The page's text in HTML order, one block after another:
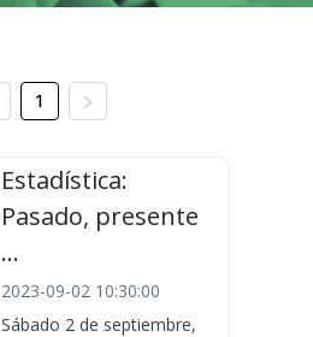
1
Estadística:
Pasado, presente
...
2023-09-02 10:30:00
Sábado 2 de septiembre,